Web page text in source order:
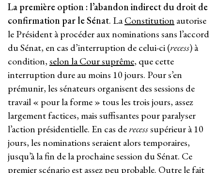
La première option : l’abandon indirect du droit de
confirmation par le Sénat. LaConstitution autorise
le Président à procéder aux nominations sans l’accord
du Sénat, en cas d’interruption de celui-ci (recess) à
condition,selon la Cour suprême, que cette
interruption dure au moins 10 jours. Pour s’en
prémunir, les sénateurs organisent des sessions de
travail « pour la forme » tous les trois jours, assez
largement factices, mais suffisantes pour paralyser
l’action présidentielle. En cas derecesssupérieur à 10
jours, les nominations seraient alors temporaires,
jusqu’à la fin de la prochaine session du Sénat. Ce
premier scénario est assez peu probable. Outre le fait